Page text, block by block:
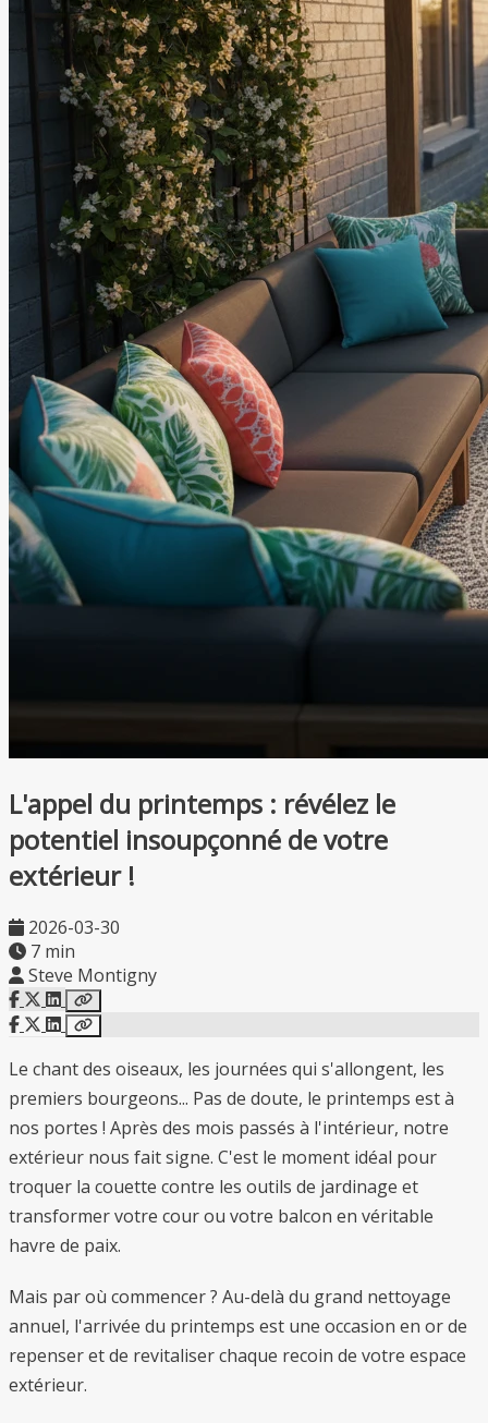
L'appel du printemps : révélez le
potentiel insoupçonné de votre
extérieur !
2026-03-30
7 min
Steve Montigny
Le chant des oiseaux, les journées qui s'allongent, les
premiers bourgeons... Pas de doute, le printemps est à
nos portes ! Après des mois passés à l'intérieur, notre
extérieur nous fait signe. C'est le moment idéal pour
troquer la couette contre les outils de jardinage et
transformer votre cour ou votre balcon en véritable
havre de paix.
Mais par où commencer ? Au-delà du grand nettoyage
annuel, l'arrivée du printemps est une occasion en or de
repenser et de revitaliser chaque recoin de votre espace
extérieur.